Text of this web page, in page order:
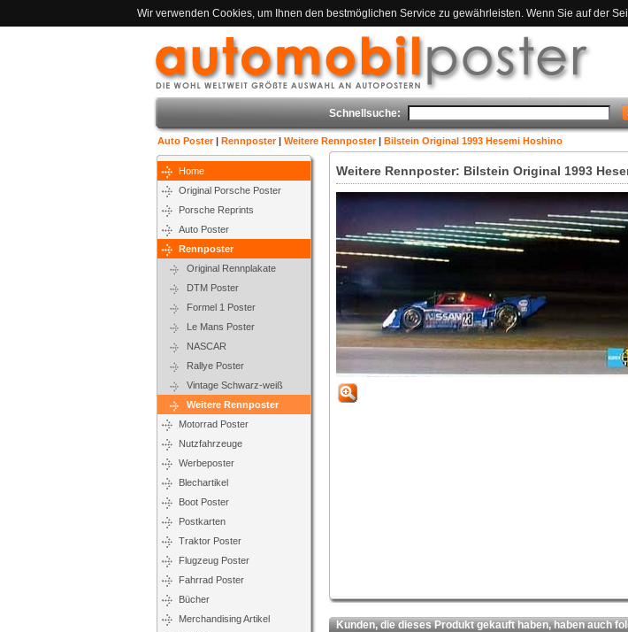
Wir verwenden Cookies, um Ihnen den bestmöglichen Service zu gewährleisten. Wenn Sie auf der
Schnellsuche:
Auto Poster| Rennposter| Weitere Rennposter| Bilstein Original 1993 Hesemi Hoshino
Home
Original Porsche Poster
Porsche Reprints
Auto Poster
Rennposter
Original Rennplakate
DTM Poster
Formel 1 Poster
Le Mans Poster
NASCAR
Rallye Poster
Vintage Schwarz-weiß
Weitere Rennposter
Motorrad Poster
Nutzfahrzeuge
Werbeposter
Blechartikel
Boot Poster
Postkarten
Traktor Poster
Flugzeug Poster
Fahrrad Poster
Bücher
Merchandising Artikel
Weitere Rennposter: Bilstein Original 1993
Kunden, die dieses Produkt gekauft haben, haben auch